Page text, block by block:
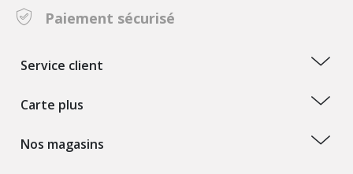
Paiement sécurisé
Service client
Carte plus
Nos magasins